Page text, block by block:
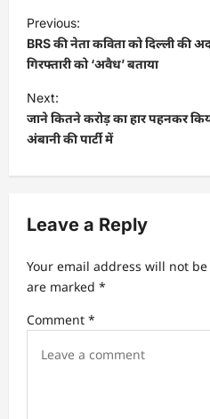
P
o
s
t
n
a
v
g
a
t
i
Previous:
BRS की नेता कविता को दिल्ली की
गिरफ्तारी को ‘अवैध’ बताया
Next:
जाने कितने करोड़ का हार पहनकर किया
अंबानी की पार्टी में
Leave a Reply
Your email address will not
are marked *
Comment *